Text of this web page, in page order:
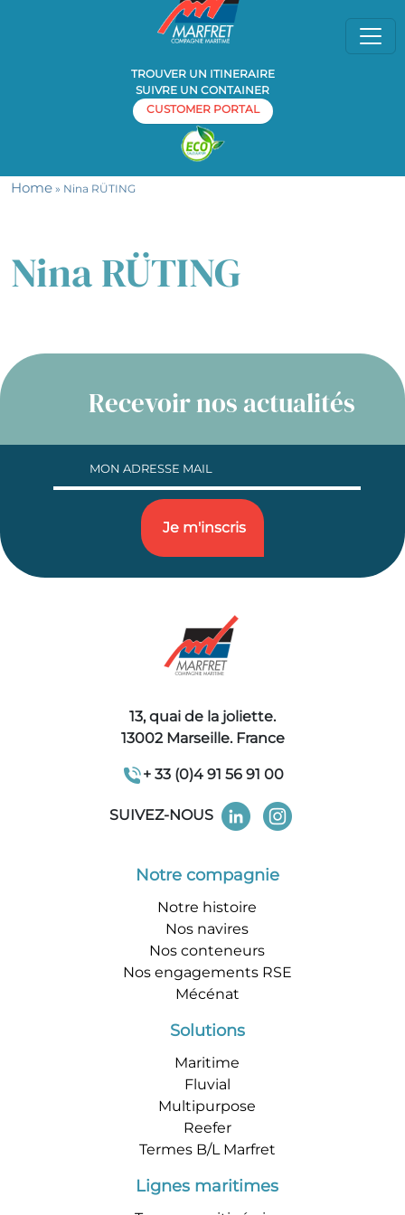
TROUVER UN ITINERAIRE
SUIVRE UN CONTAINER
CUSTOMER PORTAL
Home » Nina RÜTING
Nina RÜTING
Recevoir nos actualités
13, quai de la joliette.
13002 Marseille. France
+ 33 (0)4 91 56 91 00
SUIVEZ-NOUS
Notre compagnie
Notre histoire
Nos navires
Nos conteneurs
Nos engagements RSE
Mécénat
Solutions
Maritime
Fluvial
Multipurpose
Reefer
Termes B/L Marfret
Lignes maritimes